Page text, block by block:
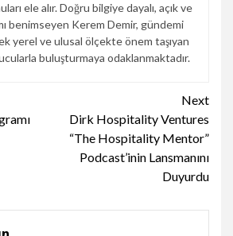
ele alır. Doğru bilgiye dayalı, açık ve
benimseyen Kerem Demir, gündemi
yerel ve ulusal ölçekte önem taşıyan
buluşturmaya odaklanmaktadır.
Next
Dirk Hospitality Ventures
“The Hospitality Mentor”
Podcast’inin Lansmanını
Duyurdu